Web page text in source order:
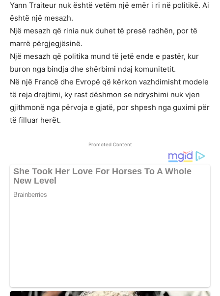
Yann Traiteur nuk është vetëm një emër i ri në politikë. Ai
është një mesazh.
Një mesazh që rinia nuk duhet të presë radhën, por të
marrë përgjegjësinë.
Një mesazh që politika mund të jetë ende e pastër, kur
buron nga bindja dhe shërbimi ndaj komunitetit.
Në një Francë dhe Evropë që kërkon vazhdimisht modele
të reja drejtimi, ky rast dëshmon se ndryshimi nuk vjen
gjithmonë nga përvoja e gjatë, por shpesh nga guximi për
të filluar herët.
Promoted Content